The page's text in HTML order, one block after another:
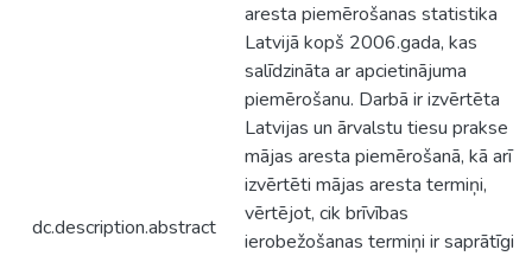
dc.description.abstract
aresta piemērošanas statistika
Latvijā kopš 2006.gada, kas
salīdzināta ar apcietinājuma
piemērošanu. Darbā ir izvērtēta
Latvijas un ārvalstu tiesu prakse
mājas aresta piemērošanā, kā arī
izvērtēti mājas aresta termiņi,
vērtējot, cik brīvības
ierobežošanas termiņi ir saprātīgi